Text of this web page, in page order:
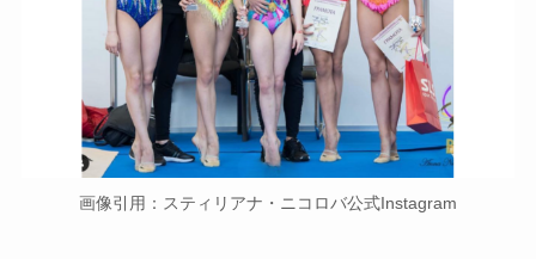
画像引用：スティリアナ・ニコロバ公式Instagram